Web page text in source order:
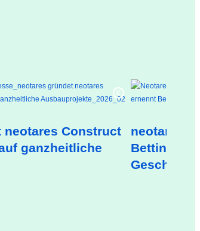
neotares Construct
ganzheitliche
neotares
Bettina